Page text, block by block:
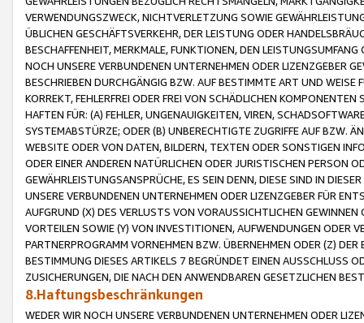
VERWENDUNGSZWECK, NICHTVERLETZUNG SOWIE
ÜBLICHEN GESCHÄFTSVERKEHR, DER LEISTUNG ODER
BESCHAFFENHEIT, MERKMALE, FUNKTIONEN, DEN
NOCH UNSERE VERBUNDENEN UNTERNEHMEN ODER LIZENZGEBER
BESCHRIEBEN DURCHGÄNGIG BZW. AUF BESTIMMTE ART UND
KORREKT, FEHLERFREI ODER FREI VON SCHÄDLICHEN
HAFTEN FÜR: (A) FEHLER, UNGENAUIGKEITEN, VIREN,
SYSTEMABSTÜRZE; ODER (B) UNBERECHTIGTE ZUGRIFFE AUF BZW.
WEBSITE ODER VON DATEN, BILDERN, TEXTEN ODER SONSTIGEN
ODER EINER ANDEREN NATÜRLICHEN ODER JURISTISCHEN PERSON
GEWÄHRLEISTUNGSANSPRÜCHE, ES SEIN DENN, DIESE SIND IN
UNSERE VERBUNDENEN UNTERNEHMEN ODER LIZENZGEBER FÜR
AUFGRUND (X) DES VERLUSTS VON VORAUSSICHTLICHEN
VORTEILEN SOWIE (Y) VON INVESTITIONEN, AUFWENDUNGEN ODER
PARTNERPROGRAMM VORNEHMEN BZW. ÜBERNEHMEN ODER (Z)
BESTIMMUNG DIESES ARTIKELS 7 BEGRÜNDET EINEN AUSSCHLUSS
ZUSICHERUNGEN, DIE NACH DEN ANWENDBAREN GESETZLICHEN
8.Haftungsbeschränkungen
WEDER WIR NOCH UNSERE VERBUNDENEN UNTERNEHMEN ODER